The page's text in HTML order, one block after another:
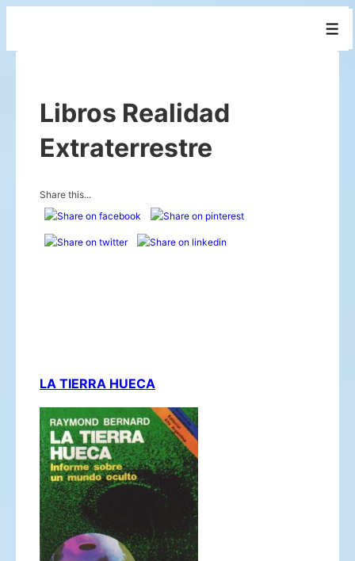
principalLibros Realidad
Extraterrestre
Share this...
LA TIERRA HUECA